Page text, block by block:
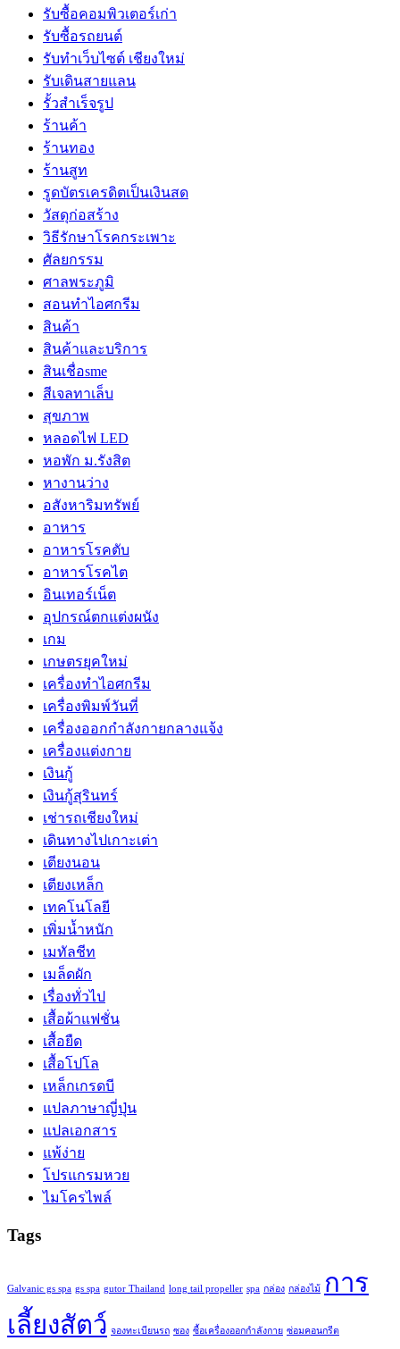
รับซื้อคอมพิวเตอร์เก่า
รับซื้อรถยนต์
รับทำเว็บไซต์ เชียงใหม่
รับเดินสายแลน
รั้วสำเร็จรูป
ร้านค้า
ร้านทอง
ร้านสูท
รูดบัตรเครดิตเป็นเงินสด
วัสดุก่อสร้าง
วิธีรักษาโรคกระเพาะ
ศัลยกรรม
ศาลพระภูมิ
สอนทำไอศกรีม
สินค้า
สินค้าและบริการ
สินเชื่อsme
สีเจลทาเล็บ
สุขภาพ
หลอดไฟ LED
หอพัก ม.รังสิต
หางานว่าง
อสังหาริมทรัพย์
อาหาร
อาหารโรคตับ
อาหารโรคไต
อินเทอร์เน็ต
อุปกรณ์ตกแต่งผนัง
เกม
เกษตรยุคใหม่
เครื่องทำไอศกรีม
เครื่องพิมพ์วันที่
เครื่องออกกำลังกายกลางแจ้ง
เครื่องแต่งกาย
เงินกู้
เงินกู้สุรินทร์
เช่ารถเชียงใหม่
เดินทางไปเกาะเต่า
เตียงนอน
เตียงเหล็ก
เทคโนโลยี
เพิ่มน้ำหนัก
เมทัลชีท
เมล็ดผัก
เรื่องทั่วไป
เสื้อผ้าแฟชั่น
เสื้อยืด
เสื้อโปโล
เหล็กเกรดบี
แปลภาษาญี่ปุ่น
แปลเอกสาร
แพ้ง่าย
โปรแกรมหวย
ไมโครไพล์
Tags
Galvanic gs spa gs spa gutor Thailand long tail propeller spa กล่อง กล่องไม้
การ
เลี้ยงสัตว์ จองทะเบียนรถ ซอง ซื้อเครื่องออกกำลังกาย ซ่อมคอนกรีต